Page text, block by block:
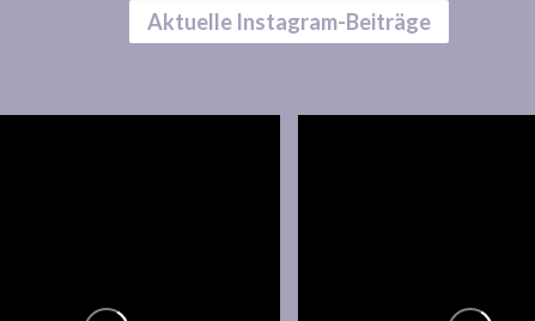
Aktuelle Instagram-Beiträge